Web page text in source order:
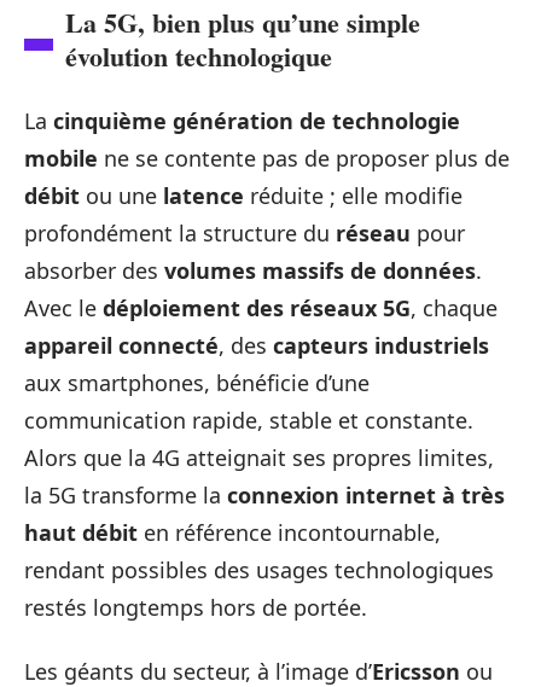
La 5G, bien plus qu’une simple
évolution technologique
La cinquième génération de technologie
mobile ne se contente pas de proposer plus de
débit ou une latence réduite ; elle modifie
profondément la structure du réseau pour
absorber des volumes massifs de données.
Avec le déploiement des réseaux 5G, chaque
appareil connecté, des capteurs industriels
aux smartphones, bénéficie d’une
communication rapide, stable et constante.
Alors que la 4G atteignait ses propres limites,
la 5G transforme la connexion internet à très
haut débit en référence incontournable,
rendant possibles des usages technologiques
restés longtemps hors de portée.
Les géants du secteur, à l’image d’Ericsson ou